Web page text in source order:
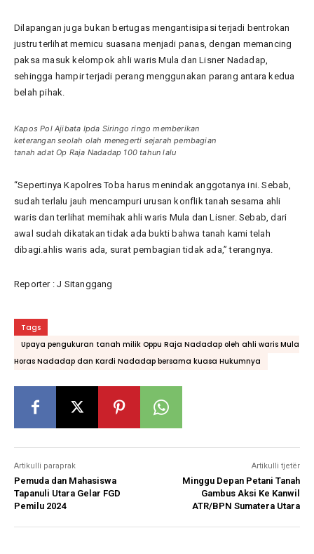
Dilapangan juga bukan bertugas mengantisipasi terjadi bentrokan
justru terlihat memicu suasana menjadi panas, dengan memancing
paksa masuk kelompok ahli waris Mula dan Lisner Nadadap,
sehingga hampir terjadi perang menggunakan parang antara kedua
belah pihak.
Kapos Pol Ajibata Ipda Siringo ringo memberikan
keterangan seolah olah menegerti sejarah pembagian
tanah adat Op Raja Nadadap 100 tahun lalu
“Sepertinya Kapolres Toba harus menindak anggotanya ini. Sebab,
sudah terlalu jauh mencampuri urusan konflik tanah sesama ahli
waris dan terlihat memihak ahli waris Mula dan Lisner. Sebab, dari
awal sudah dikatakan tidak ada bukti bahwa tanah kami telah
dibagi.ahlis waris ada, surat pembagian tidak ada,” terangnya.
Reporter : J Sitanggang
Tags
Upaya pengukuran tanah milik Oppu Raja Nadadap oleh ahli waris Mula
Horas Nadadap dan Kardi Nadadap bersama kuasa Hukumnya
Artikulli paraprak
Pemuda dan Mahasiswa
Tapanuli Utara Gelar FGD
Pemilu 2024
Artikulli tjetër
Minggu Depan Petani Tanah
Gambus Aksi Ke Kanwil
ATR/BPN Sumatera Utara